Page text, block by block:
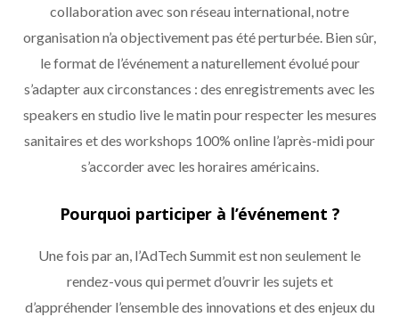
collaboration avec son réseau international, notre
organisation n’a objectivement pas été perturbée. Bien sûr,
le format de l’événement a naturellement évolué pour
s’adapter aux circonstances : des enregistrements avec les
speakers en studio live le matin pour respecter les mesures
sanitaires et des workshops 100% online l’après-midi pour
s’accorder avec les horaires américains.
Pourquoi participer à l’événement ?
Une fois par an, l’AdTech Summit est non seulement le
rendez-vous qui permet d’ouvrir les sujets et
d’appréhender l’ensemble des innovations et des enjeux du